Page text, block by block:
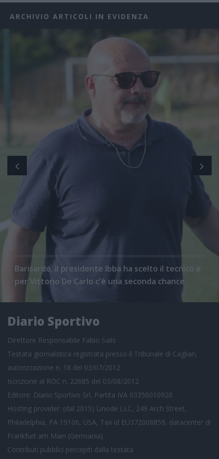
ARCHIVIO ARTICOLI IN EVIDENZA
Barisardo, il presidente Ibba ha scelto il tecnico e
per Vittorio De Carlo c'è una seconda chance
Diario Sportivo
Direttore Responsabile Fabio Salis
Testata giornalistica registrata presso il Tribunale di Cagliari,
autorizzazione n. 18 del 03/07/2012
Iscrizione al ROC n. 22685 del 03/08/2012
Editore: Diario Sportivo Srl, Partita IVA 03356010920
Hosting provider: (dal 2015) Linode LLC, 249 Arch Street,
Philadelphia, PA 19106, USA, Tax id EU372008859, datacenter di
Frankfurt am Main (Germania)
Contributi pubblici percepiti dalla testata